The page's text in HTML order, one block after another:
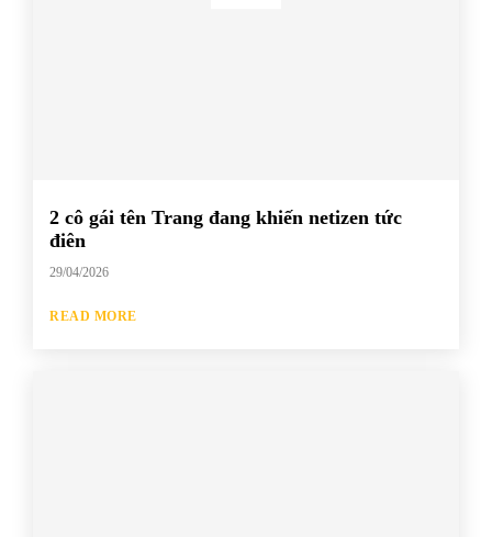
2 cô gái tên Trang đang khiến netizen tức
điên
29/04/2026
READ MORE